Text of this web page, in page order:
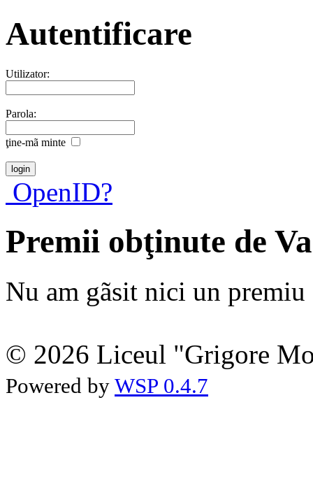
Autentificare
Utilizator:
Parola:
ţine-mã minte
OpenID?
Premii obţinute de
Nu am gãsit nici un premiu
© 2026 Liceul "Grigore
Powered by WSP 0.4.7